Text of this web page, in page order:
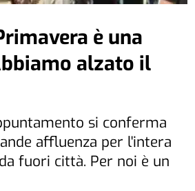
è una
alzato il
si conferma
affluenza per l'intera
fuori città. Per noi è un